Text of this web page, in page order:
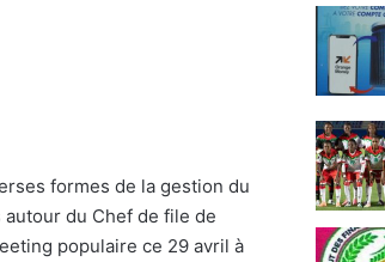
formes de la gestion du
du Chef de file de
populaire ce 29 avril à